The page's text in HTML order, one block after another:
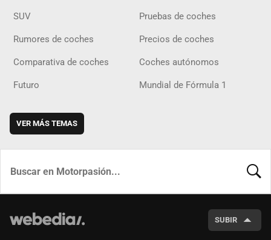
SUV Pruebas de coches
Rumores de coches Precios de coches
Comparativa de coches Coches autónomos
Futuro Mundial de Fórmula 1
VER MÁS TEMAS
SUBIR